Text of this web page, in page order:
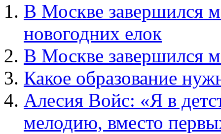
В Москве завершился
новогодних елок
В Москве завершился
Какое образование
Алесия Войс: «Я в
мелодию, вместо